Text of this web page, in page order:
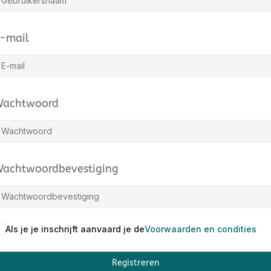
mail
Als je je inschrijft aanvaard je deVoorwaarden en condities
Registreren